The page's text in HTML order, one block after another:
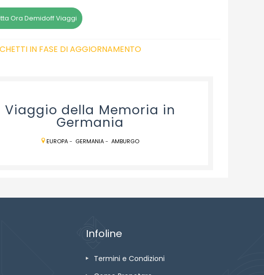
Ora Demidoff Viaggi
IN FASE DI AGGIORNAMENTO
Viaggio della Memoria in
Germania
EUROPA- GERMANIA- AMBURGO
Infoline
Termini e Condizioni